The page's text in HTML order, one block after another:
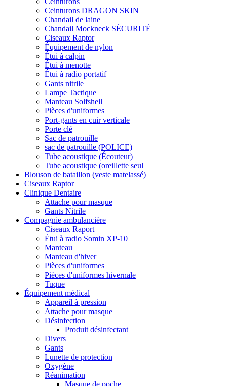
Ceinturons DRAGON SKIN
Chandail de laine
Chandail Mockneck SÉCURITÉ
Ciseaux Raptor
Équipement de nylon
Étui à calpin
Étui à menotte
Étui à radio portatif
Gants nitrile
Lampe Tactique
Manteau Solfshell
Pièces d'uniformes
Port-gants en cuir verticale
Porte clé
Sac de patrouille
sac de patrouille (POLICE)
Tube acoustique (Écouteur)
Tube acoustique (oreillette seul
Blouson de bataillon (veste matelassé)
Ciseaux Raptor
Clinique Dentaire
Attache pour masque
Gants Nitrile
Compagnie ambulancière
Ciseaux Raport
Étui à radio Somin XP-10
Manteau
Manteau d'hiver
Pièces d'uniformes
Pièces d'uniformes hivernale
Tuque
Équipement médical
Appareil à pression
Attache pour masque
Désinfection
Produit désinfectant
Divers
Gants
Lunette de protection
Oxygène
Réanimation